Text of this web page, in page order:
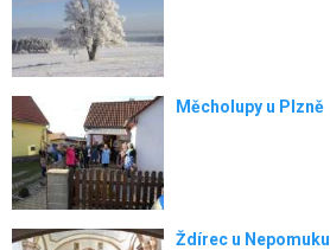
Měcholupy u Plzně
Ždírec u Nepomuku